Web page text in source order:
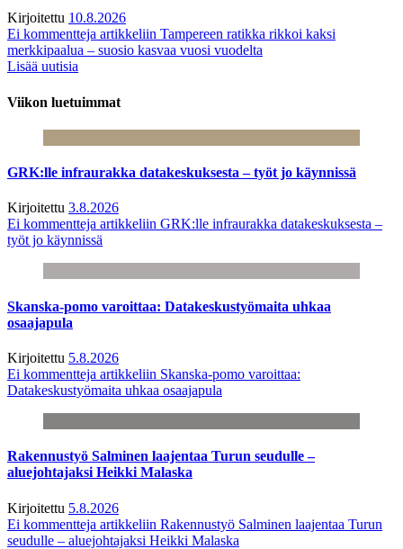
Kirjoitettu 10.8.2026
Ei kommentteja artikkeliin Tampereen ratikka rikkoi kaksi
merkkipaalua – suosio kasvaa vuosi vuodelta
Lisää uutisia
Viikon luetuimmat
GRK:lle infraurakka datakeskuksesta – työt jo käynnissä
Kirjoitettu 3.8.2026
Ei kommentteja artikkeliin GRK:lle infraurakka datakeskuksesta –
työt jo käynnissä
Skanska-pomo varoittaa: Datakeskustyömaita uhkaa
osaajapula
Kirjoitettu 5.8.2026
Ei kommentteja artikkeliin Skanska-pomo varoittaa:
Datakeskustyömaita uhkaa osaajapula
Rakennustyö Salminen laajentaa Turun seudulle –
aluejohtajaksi Heikki Malaska
Kirjoitettu 5.8.2026
Ei kommentteja artikkeliin Rakennustyö Salminen laajentaa Turun
seudulle – aluejohtajaksi Heikki Malaska